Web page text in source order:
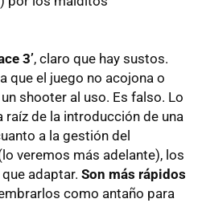
3’, claro que hay sustos.
que el juego no acojona o
shooter al uso. Es falso. Lo
raíz de la introducción de una
a la gestión del
veremos más adelante), los
adaptar. Son más rápidos
como antaño para